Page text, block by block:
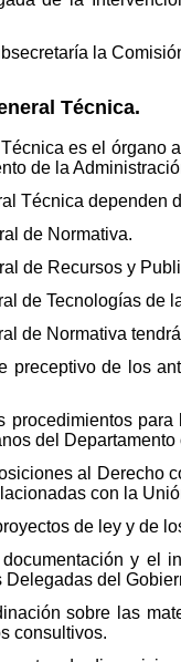
la
Técnica.
es el órgano
de la
Técnica dependen
de Normativa.
de Recursos y
de Tecnologías de
de Normativa
preceptivo de los
procedimientos
del Departamento
al Derecho
con la
de ley y de
y el
del
sobre las
consultivos.